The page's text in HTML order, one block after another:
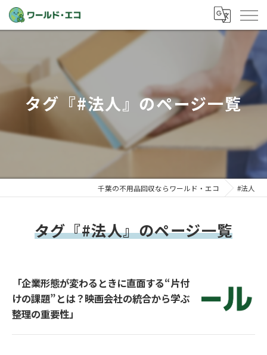
タグ『#法人』のページ一覧
千葉の不用品回収ならワールド・エコ #法人
タグ『#法人』のページ一覧
「企業形態が変わるときに直面する“片付
けの課題”とは？映画会社の統合から学ぶ
整理の重要性」